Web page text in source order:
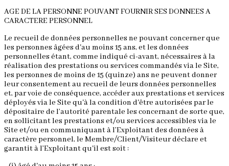
AGE DE LA PERSONNE POUVANT FOURNIR SES DONNEES A
CARACTERE PERSONNEL
Le recueil de données personnelles ne pouvant concerner que
les personnes âgées d'au moins 15 ans, et les données
personnelles étant, comme indiqué ci-avant, nécessaires à la
réalisation des prestations ou services commandés via le Site,
les personnes de moins de 15 (quinze) ans ne peuvent donner
leur consentement au recueil de leurs données personnelles
et, par voie de conséquence, accéder aux prestations et services
déployés via le Site qu'à la condition d'être autorisées par le
dépositaire de l’autorité parentale les concernant de sorte que,
en sollicitant les prestations et/ou services accessibles via le
Site et/ou en communiquant à l’Exploitant des données à
caractère personnel, le Membre/Client/Visiteur déclare et
garantit à l’Exploitant qu'il est soit :